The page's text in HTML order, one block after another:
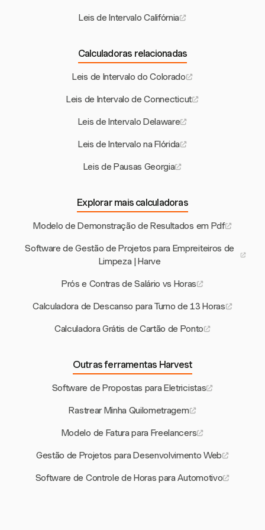
Leis de Intervalo Califórnia
Calculadoras relacionadas
Leis de Intervalo do Colorado
Leis de Intervalo de Connecticut
Leis de Intervalo Delaware
Leis de Intervalo na Flórida
Leis de Pausas Georgia
Explorar mais calculadoras
Modelo de Demonstração de Resultados em Pdf
Software de Gestão de Projetos para Empreiteiros de
Limpeza | Harve
Prós e Contras de Salário vs Horas
Calculadora de Descanso para Turno de 13 Horas
Calculadora Grátis de Cartão de Ponto
Outras ferramentas Harvest
Software de Propostas para Eletricistas
Rastrear Minha Quilometragem
Modelo de Fatura para Freelancers
Gestão de Projetos para Desenvolvimento Web
Software de Controle de Horas para Automotivo